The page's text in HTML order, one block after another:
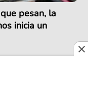
pesan, la
inicia un